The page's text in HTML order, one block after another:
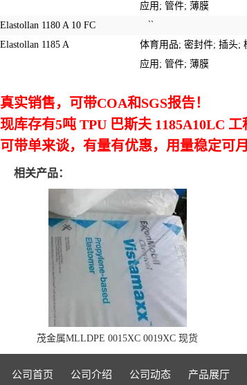
应用 ; 管件; 薄膜
Elastollan 1180 A 10 FC ``
Elastollan 1185 A
体育用品; 密封件; 插头;
应用 ; 管件; 薄膜
真实销售，可带COA和SGS报告！
现库存有5吨 TPU 巴斯夫 1185A10LC 工
可带单来谈， 有量有优惠，用量稳定可月
相关产品：
茂金属MLLDPE 0015XC 0019XC 现货
公司首页 公司介绍 公司动态 产品展厅